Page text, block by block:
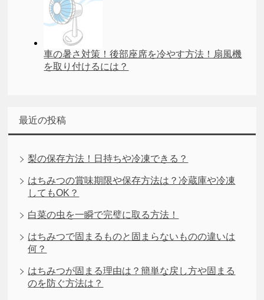
車の暑さ対策！後部座席を冷やす方法！扇風機
を取り付けるには？
最近の投稿
梨の保存方法！日持ちや冷凍できる？
はちみつの賞味期限や保存方法は？冷蔵庫や冷凍
してもOK？
白菜の虫を一瞬で完璧に取る方法！
はちみつで固まるものと固まらないものの違いは
何？
はちみつが固まる理由は？簡単な戻し方や固まる
のを防ぐ方法は？